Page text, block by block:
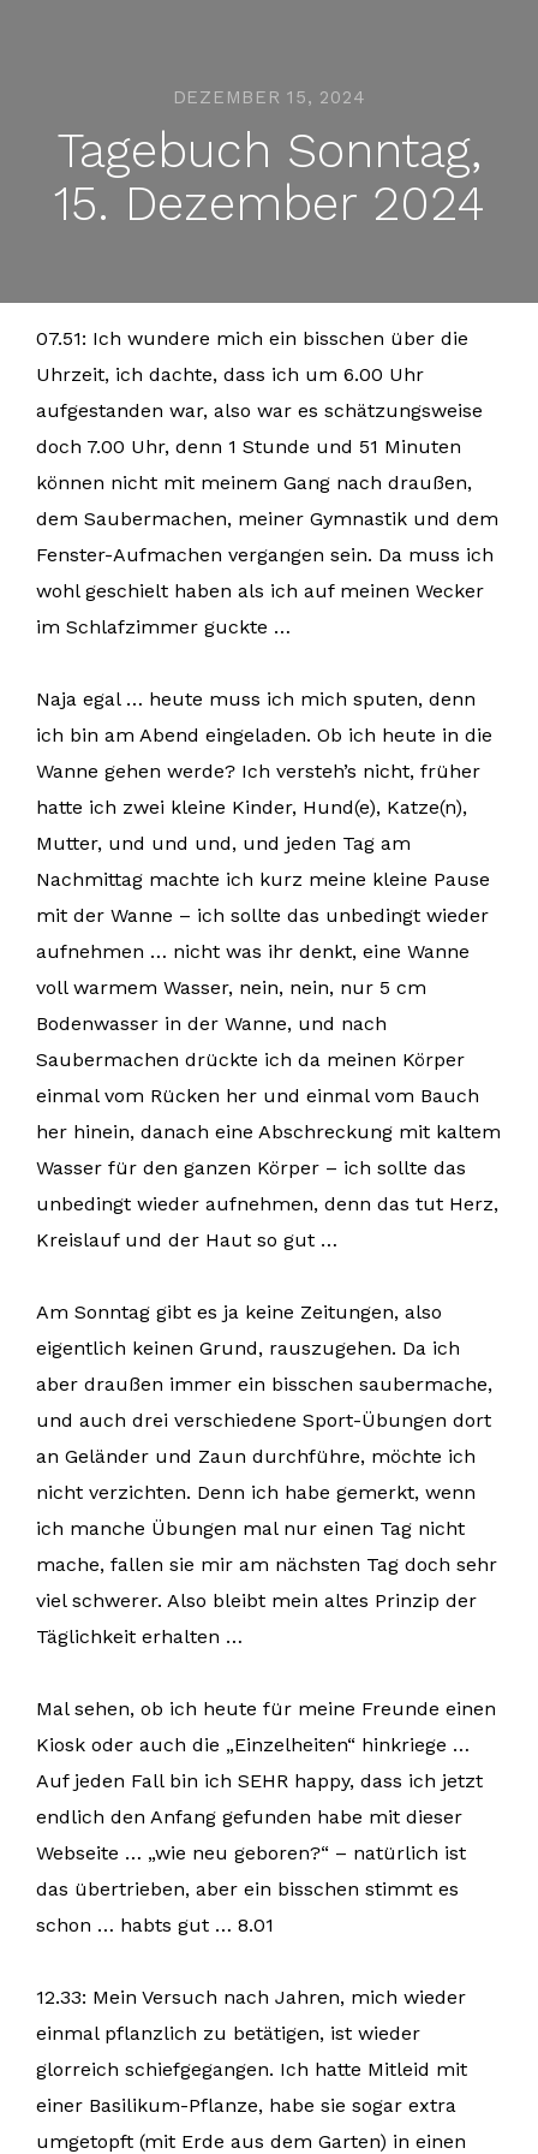
DEZEMBER 15, 2024
Tagebuch Sonntag,
15. Dezember 2024
07.51: Ich wundere mich ein bisschen über die
Uhrzeit, ich dachte, dass ich um 6.00 Uhr
aufgestanden war, also war es schätzungsweise
doch 7.00 Uhr, denn 1 Stunde und 51 Minuten
können nicht mit meinem Gang nach draußen,
dem Saubermachen, meiner Gymnastik und dem
Fenster-Aufmachen vergangen sein. Da muss ich
wohl geschielt haben als ich auf meinen Wecker
im Schlafzimmer guckte …
Naja egal … heute muss ich mich sputen, denn
ich bin am Abend eingeladen. Ob ich heute in die
Wanne gehen werde? Ich versteh’s nicht, früher
hatte ich zwei kleine Kinder, Hund(e), Katze(n),
Mutter, und und und, und jeden Tag am
Nachmittag machte ich kurz meine kleine Pause
mit der Wanne – ich sollte das unbedingt wieder
aufnehmen … nicht was ihr denkt, eine Wanne
voll warmem Wasser, nein, nein, nur 5 cm
Bodenwasser in der Wanne, und nach
Saubermachen drückte ich da meinen Körper
einmal vom Rücken her und einmal vom Bauch
her hinein, danach eine Abschreckung mit kaltem
Wasser für den ganzen Körper – ich sollte das
unbedingt wieder aufnehmen, denn das tut Herz,
Kreislauf und der Haut so gut …
Am Sonntag gibt es ja keine Zeitungen, also
eigentlich keinen Grund, rauszugehen. Da ich
aber draußen immer ein bisschen saubermache,
und auch drei verschiedene Sport-Übungen dort
an Geländer und Zaun durchführe, möchte ich
nicht verzichten. Denn ich habe gemerkt, wenn
ich manche Übungen mal nur einen Tag nicht
mache, fallen sie mir am nächsten Tag doch sehr
viel schwerer. Also bleibt mein altes Prinzip der
Täglichkeit erhalten …
Mal sehen, ob ich heute für meine Freunde einen
Kiosk oder auch die „Einzelheiten“ hinkriege …
Auf jeden Fall bin ich SEHR happy, dass ich jetzt
endlich den Anfang gefunden habe mit dieser
Webseite … „wie neu geboren?“ – natürlich ist
das übertrieben, aber ein bisschen stimmt es
schon … habts gut … 8.01
12.33: Mein Versuch nach Jahren, mich wieder
einmal pflanzlich zu betätigen, ist wieder
glorreich schiefgegangen. Ich hatte Mitleid mit
einer Basilikum-Pflanze, habe sie sogar extra
umgetopft (mit Erde aus dem Garten) in einen